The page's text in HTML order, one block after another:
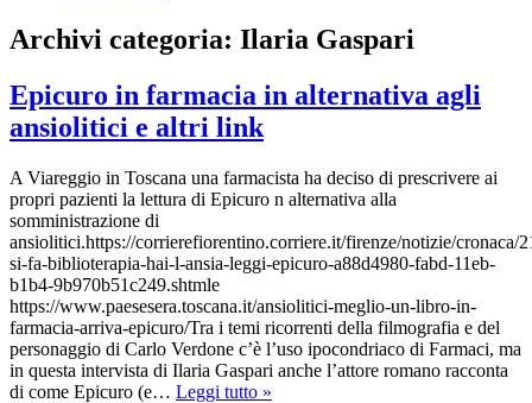
Archivi categoria: Ilaria Gaspari
Epicuro in farmacia in alternativa agli
ansiolitici e altri link
A Viareggio in Toscana una farmacista ha deciso di prescrivere ai
propri pazienti la lettura di Epicuro n alternativa alla
somministrazione di
ansiolitici.https://corrierefiorentino.corriere.it/firenze/notizie/cronaca/
si-fa-biblioterapia-hai-l-ansia-leggi-epicuro-a88d4980-fabd-11eb-
b1b4-9b970b51c249.shtmle
https://www.paesesera.toscana.it/ansiolitici-meglio-un-libro-in-
farmacia-arriva-epicuro/Tra i temi ricorrenti della filmografia e del
personaggio di Carlo Verdone c’è l’uso ipocondriaco di Farmaci, ma
in questa intervista di Ilaria Gaspari anche l’attore romano racconta
di come Epicuro (e… Leggi tutto »